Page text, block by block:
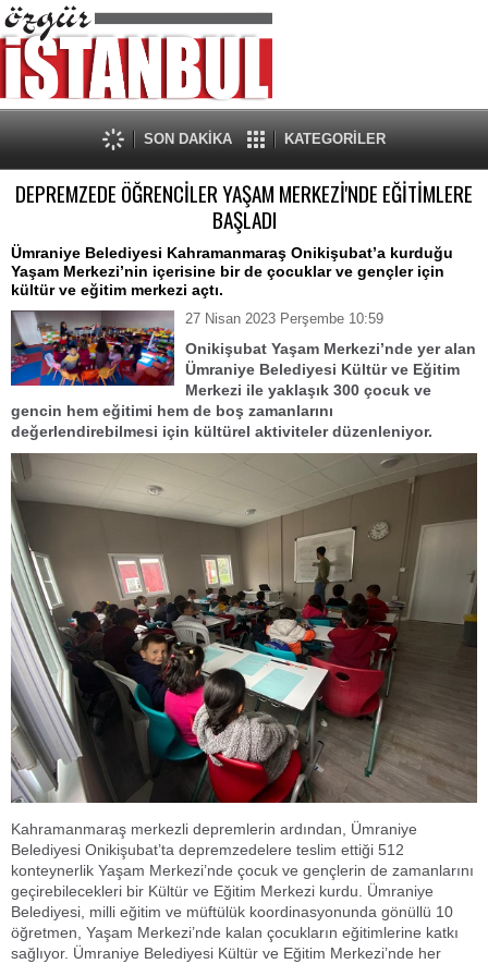
SON DAKİKA KATEGORİLER
DEPREMZEDE ÖĞRENCİLER YAŞAM MERKEZİ'NDE EĞİTİMLERE
BAŞLADI
Ümraniye Belediyesi Kahramanmaraş Onikişubat’a kurduğu
Yaşam Merkezi’nin içerisine bir de çocuklar ve gençler için
kültür ve eğitim merkezi açtı.
27 Nisan 2023 Perşembe 10:59
Onikişubat Yaşam Merkezi’nde yer alan
Ümraniye Belediyesi Kültür ve Eğitim
Merkezi ile yaklaşık 300 çocuk ve
gencin hem eğitimi hem de boş zamanlarını
değerlendirebilmesi için kültürel aktiviteler düzenleniyor.
Kahramanmaraş merkezli depremlerin ardından, Ümraniye
Belediyesi Onikişubat’ta depremzedelere teslim ettiği 512
konteynerlik Yaşam Merkezi’nde çocuk ve gençlerin de zamanlarını
geçirebilecekleri bir Kültür ve Eğitim Merkezi kurdu. Ümraniye
Belediyesi, milli eğitim ve müftülük koordinasyonunda gönüllü 10
öğretmen, Yaşam Merkezi’nde kalan çocukların eğitimlerine katkı
sağlıyor. Ümraniye Belediyesi Kültür ve Eğitim Merkezi’nde her